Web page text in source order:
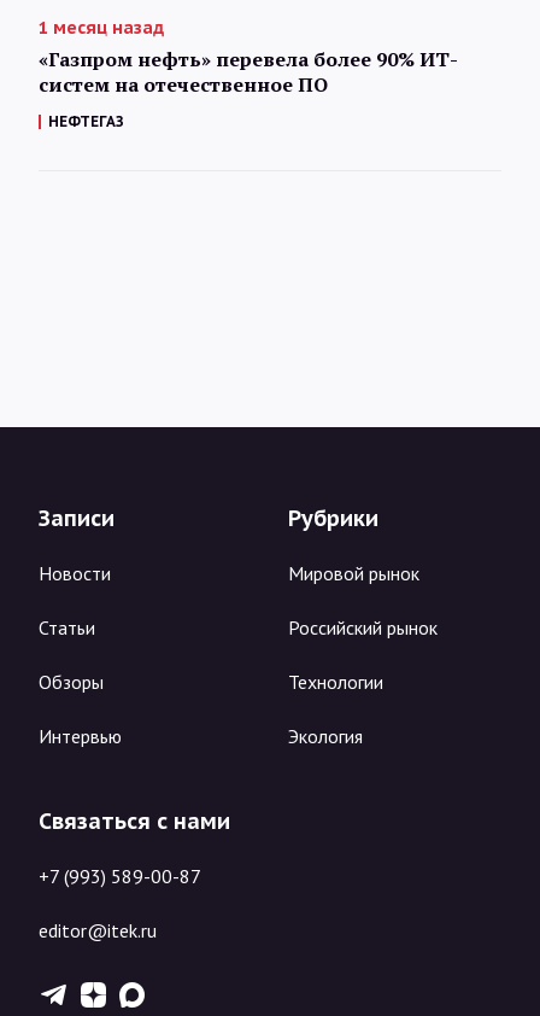
1 месяц назад
«Газпром нефть» перевела более 90% ИТ-
систем на отечественное ПО
НЕФТЕГАЗ
Записи
Новости
Статьи
Обзоры
Интервью
Рубрики
Мировой рынок
Российский рынок
Технологии
Экология
Связаться с нами
+7 (993) 589-00-87
editor@itek.ru
T Z X